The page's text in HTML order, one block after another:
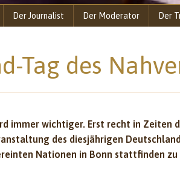
Der Journalist Der Moderator Der
Tag des
immer wichtiger. Erst recht in Zeiten
des diesjährigen
Nationen in Bonn stattfinden zu